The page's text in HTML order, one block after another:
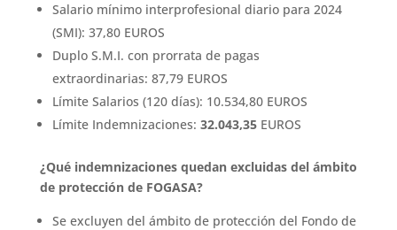
Salario mínimo interprofesional diario para 2024
(SMI): 37,80 EUROS
Duplo S.M.I. con prorrata de pagas
extraordinarias: 87,79 EUROS
Límite Salarios (120 días): 10.534,80 EUROS
Límite Indemnizaciones: 32.043,35EUROS
¿Qué indemnizaciones quedan excluidas del ámbito
de protección de FOGASA?
Se excluyen del ámbito de protección del Fondo de